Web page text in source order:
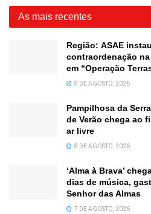
As mais recentes
Região: ASAE
contraordenação
em “Operação
8 DE AGOSTO, 2026
Pampilhosa da
de Verão chega ao
ar livre
8 DE AGOSTO, 2026
‘Alma à Brava’
dias de música,
Senhor das Almas
7 DE AGOSTO, 2026